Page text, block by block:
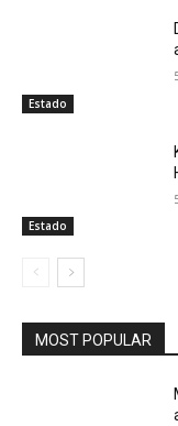
Estado
Estado
MOST POPULAR